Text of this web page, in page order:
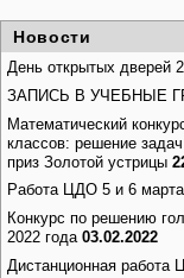
Новости
День открытых дверей
ЗАПИСЬ В УЧЕБНЫЕ
Математический
классов: решение
приз Золотой устрицы
Работа ЦДО 5 и 6
Конкурс по решению
2022 года 03.02.2022
Дистанционная